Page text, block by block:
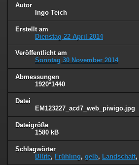
Autor
Ingo Teich
Erstellt am
Dienstag 22 April 2014
Veröffentlicht am
Sonntag 30 November 2014
Abmessungen
1920*1440
Datei
EM123227_acd7_web_piwigo.jpg
Dateigröße
1580 kB
Schlagwörter
Blüte, Frühling, gelb, Landschaft,